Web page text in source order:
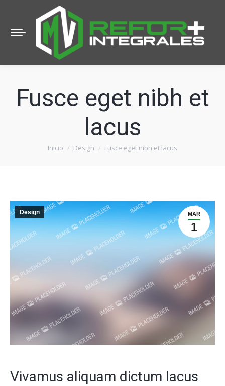
Fusce eget nibh et
lacus
Estás aquí:
Inicio Design Fusce eget nibh et lacus
MAR
1
Design
Vivamus aliquam dictum lacus